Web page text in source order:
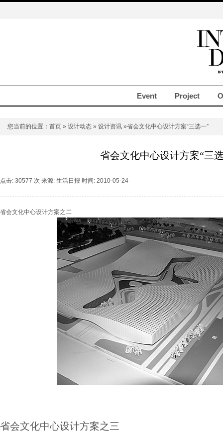
Event Project
您当前的位置： 首页 » 设计动态 » 设计资讯 »省会文化中心设计方案“三选一”
省会文化中心设计方案“三
点击: 30577 次 来源: 生活日报 时间: 2010-05-24
省会文化中心设计方案之二
省会文化中心设计方案之三